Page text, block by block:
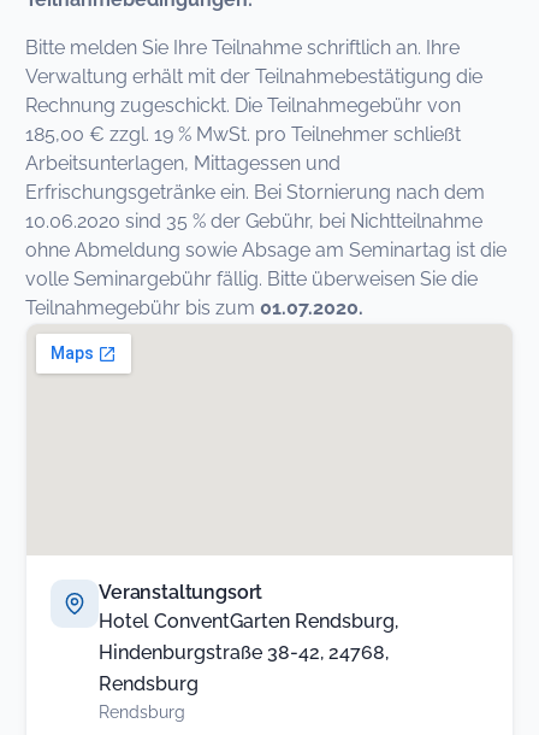
Bitte melden Sie Ihre Teilnahme schriftlich an. Ihre
Verwaltung erhält mit der Teilnahmebestätigung die
Rechnung zugeschickt. Die Teilnahmegebühr von
185,00 € zzgl. 19 % MwSt. pro Teilnehmer schließt
Arbeitsunterlagen, Mittagessen und
Erfrischungsgetränke ein. Bei Stornierung nach dem
10.06.2020 sind 35 % der Gebühr, bei Nichtteilnahme
ohne Abmeldung sowie Absage am Seminartag ist die
volle Seminargebühr fällig. Bitte überweisen Sie die
Teilnahmegebühr bis zum 01.07.2020.
Veranstaltungsort
Hotel ConventGarten Rendsburg,
Hindenburgstraße 38-42, 24768,
Rendsburg
Rendsburg